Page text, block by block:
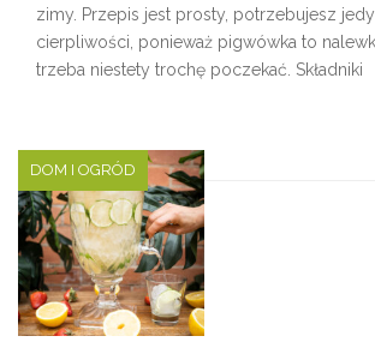
zimy. Przepis jest prosty, potrzebujesz
cierpliwości, ponieważ pigwówka to
trzeba niestety trochę poczekać. Składniki
DOM I OGRÓD